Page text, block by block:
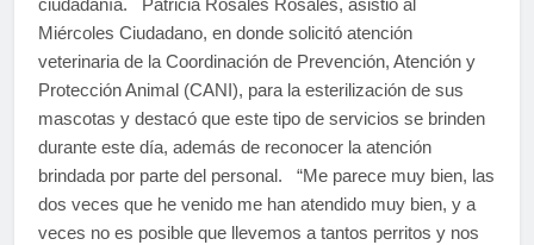
ciudadanía. Patricia Rosales Rosales, asistió al
Miércoles Ciudadano, en donde solicitó atención
veterinaria de la Coordinación de Prevención, Atención y
Protección Animal (CANI), para la esterilización de sus
mascotas y destacó que este tipo de servicios se brinden
durante este día, además de reconocer la atención
brindada por parte del personal. “Me parece muy bien, las
dos veces que he venido me han atendido muy bien, y a
veces no es posible que llevemos a tantos perritos y nos